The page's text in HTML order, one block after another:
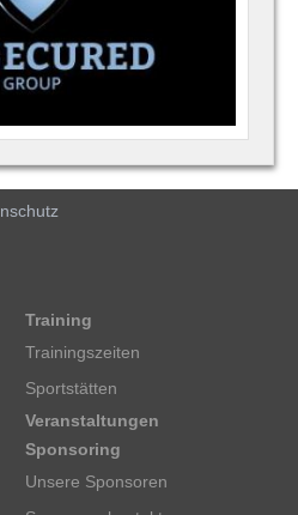
Training
Trainingszeiten
Sportstätten
Veranstaltungen
Sponsoring
Unsere Sponsoren